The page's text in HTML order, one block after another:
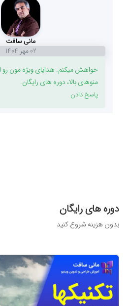
مانی سافت
02 مهر 1404
خواهش میکنم. هدایای ویژه مون
منوهای بالا، دوره های رایگان.
پاسخ دادن
دوره های رایگان
بدون هزینه شروع کنید